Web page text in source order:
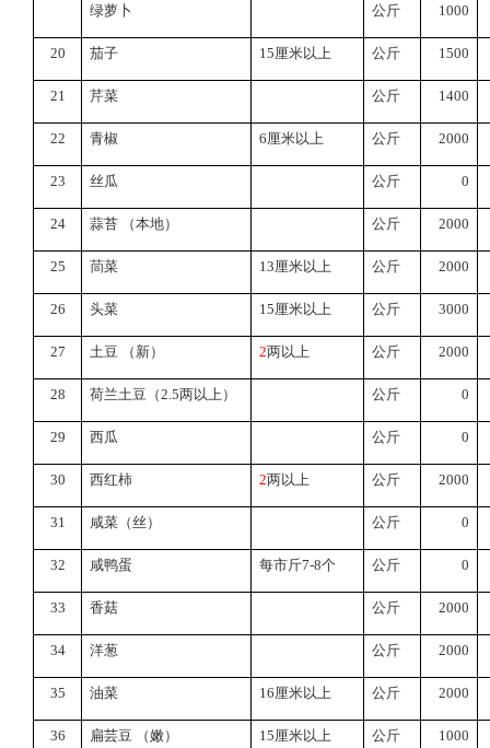
绿萝卜 公斤 1000
20 茄子 15厘米以上 公斤 1500
21 芹菜 公斤 1400
22 青椒 6厘米以上 公斤 2000
23 丝瓜 公斤 0
24 蒜苔 （本地） 公斤 2000
25 茼菜 13厘米以上 公斤 2000
26 头菜 15厘米以上 公斤 3000
27 土豆 （新） 2两以上 公斤 2000
28 荷兰土豆（2.5两以上） 公斤 0
29 西瓜 公斤 0
30 西红柿 2两以上 公斤 2000
31 咸菜（丝） 公斤 0
32 咸鸭蛋 每市斤7-8个 公斤 0
33 香菇 公斤 2000
34 洋葱 公斤 2000
35 油菜 16厘米以上 公斤 2000
36 扁芸豆 （嫩） 15厘米以上 公斤 1000